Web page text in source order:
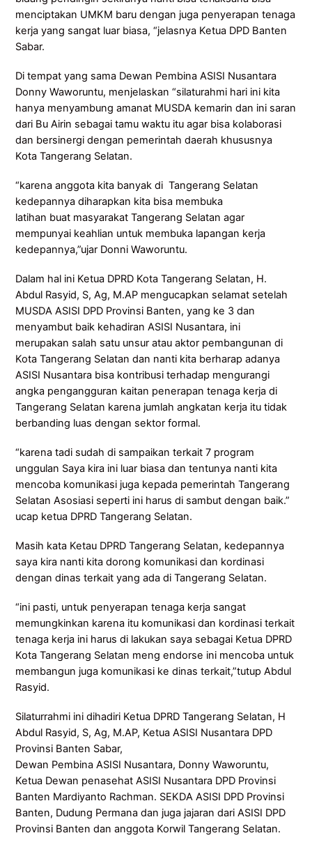
menciptakan UMKM baru dengan juga penyerapan tenaga
kerja yang sangat luar biasa, “jelasnya Ketua DPD Banten
Sabar.
Di tempat yang sama Dewan Pembina ASISI Nusantara
Donny Waworuntu, menjelaskan “silaturahmi hari ini kita
hanya menyambung amanat MUSDA kemarin dan ini saran
dari Bu Airin sebagai tamu waktu itu agar bisa kolaborasi
dan bersinergi dengan pemerintah daerah khususnya
Kota Tangerang Selatan.
“karena anggota kita banyak di Tangerang Selatan
kedepannya diharapkan kita bisa membuka
latihan buat masyarakat Tangerang Selatan agar
mempunyai keahlian untuk membuka lapangan kerja
kedepannya,”ujar Donni Waworuntu.
Dalam hal ini Ketua DPRD Kota Tangerang Selatan, H.
Abdul Rasyid, S, Ag, M.AP mengucapkan selamat setelah
MUSDA ASISI DPD Provinsi Banten, yang ke 3 dan
menyambut baik kehadiran ASISI Nusantara, ini
merupakan salah satu unsur atau aktor pembangunan di
Kota Tangerang Selatan dan nanti kita berharap adanya
ASISI Nusantara bisa kontribusi terhadap mengurangi
angka pengangguran kaitan penerapan tenaga kerja di
Tangerang Selatan karena jumlah angkatan kerja itu tidak
berbanding luas dengan sektor formal.
“karena tadi sudah di sampaikan terkait 7 program
unggulan Saya kira ini luar biasa dan tentunya nanti kita
mencoba komunikasi juga kepada pemerintah Tangerang
Selatan Asosiasi seperti ini harus di sambut dengan baik.”
ucap ketua DPRD Tangerang Selatan.
Masih kata Ketau DPRD Tangerang Selatan, kedepannya
saya kira nanti kita dorong komunikasi dan kordinasi
dengan dinas terkait yang ada di Tangerang Selatan.
“ini pasti, untuk penyerapan tenaga kerja sangat
memungkinkan karena itu komunikasi dan kordinasi terkait
tenaga kerja ini harus di lakukan saya sebagai Ketua DPRD
Kota Tangerang Selatan meng endorse ini mencoba untuk
membangun juga komunikasi ke dinas terkait,”tutup Abdul
Rasyid.
Silaturrahmi ini dihadiri Ketua DPRD Tangerang Selatan, H
Abdul Rasyid, S, Ag, M.AP, Ketua ASISI Nusantara DPD
Provinsi Banten Sabar,
Dewan Pembina ASISI Nusantara, Donny Waworuntu,
Ketua Dewan penasehat ASISI Nusantara DPD Provinsi
Banten Mardiyanto Rachman. SEKDA ASISI DPD Provinsi
Banten, Dudung Permana dan juga jajaran dari ASISI DPD
Provinsi Banten dan anggota Korwil Tangerang Selatan.